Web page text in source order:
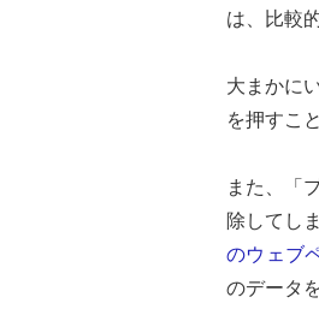
は、比較
大まかに
を押すこ
また、「
除してし
のウェブ
のデータ